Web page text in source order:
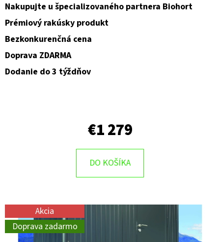
Nakupujte u špecializovaného partnera Biohort
Prémiový rakúsky produkt
Bezkonkurenčná cena
Doprava ZDARMA
Dodanie do 3 týždňov
€1 279
DO KOŠÍKA
Akcia
Doprava zadarmo